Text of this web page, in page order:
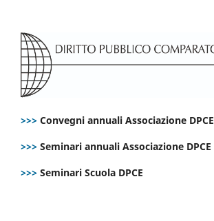
>>> Convegni annuali Associazione DPCE
>>> Seminari annuali Associazione DPCE
>>> Seminari Scuola DPCE